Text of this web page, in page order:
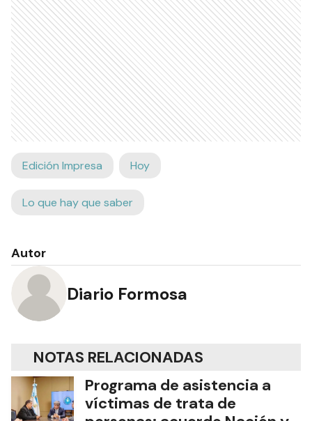
Edición Impresa Hoy
Lo que hay que saber
Autor
Diario Formosa
NOTAS RELACIONADAS
Programa de asistencia a
víctimas de trata de